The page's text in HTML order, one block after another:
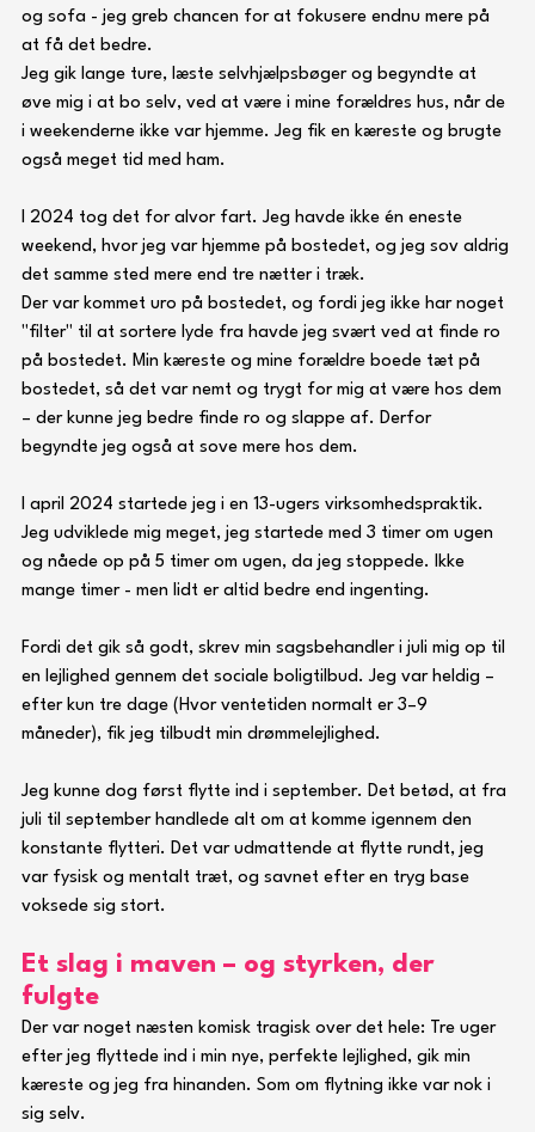
og sofa - jeg greb chancen for at fokusere endnu mere på
at få det bedre.
Jeg gik lange ture, læste selvhjælpsbøger og begyndte at
øve mig i at bo selv, ved at være i mine forældres hus, når de
i weekenderne ikke var hjemme. Jeg fik en kæreste og brugte
også meget tid med ham.
I 2024 tog det for alvor fart. Jeg havde ikke én eneste
weekend, hvor jeg var hjemme på bostedet, og jeg sov aldrig
det samme sted mere end tre nætter i træk.
Der var kommet uro på bostedet, og fordi jeg ikke har noget
"filter" til at sortere lyde fra havde jeg svært ved at finde ro
på bostedet. Min kæreste og mine forældre boede tæt på
bostedet, så det var nemt og trygt for mig at være hos dem
– der kunne jeg bedre finde ro og slappe af. Derfor
begyndte jeg også at sove mere hos dem.
I april 2024 startede jeg i en 13-ugers virksomhedspraktik.
Jeg udviklede mig meget, jeg startede med 3 timer om ugen
og nåede op på 5 timer om ugen, da jeg stoppede. Ikke
mange timer - men lidt er altid bedre end ingenting.
Fordi det gik så godt, skrev min sagsbehandler i juli mig op til
en lejlighed gennem det sociale boligtilbud. Jeg var heldig –
efter kun tre dage (Hvor ventetiden normalt er 3–9
måneder), fik jeg tilbudt min drømmelejlighed.
Jeg kunne dog først flytte ind i september. Det betød, at fra
juli til september handlede alt om at komme igennem den
konstante flytteri. Det var udmattende at flytte rundt, jeg
var fysisk og mentalt træt, og savnet efter en tryg base
voksede sig stort.
Et slag i maven – og styrken, der
fulgte
Der var noget næsten komisk tragisk over det hele: Tre uger
efter jeg flyttede ind i min nye, perfekte lejlighed, gik min
kæreste og jeg fra hinanden. Som om flytning ikke var nok i
sig selv.